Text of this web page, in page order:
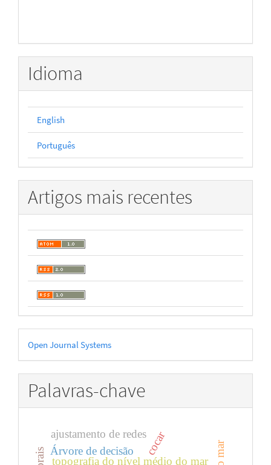
Idioma
English
Português
Artigos mais recentes
Desenvolvido
por
Open Journal Systems
Palavras-chave
topografia do nível médio do mar
Árvore de decisão cocar
ajustamento de redes